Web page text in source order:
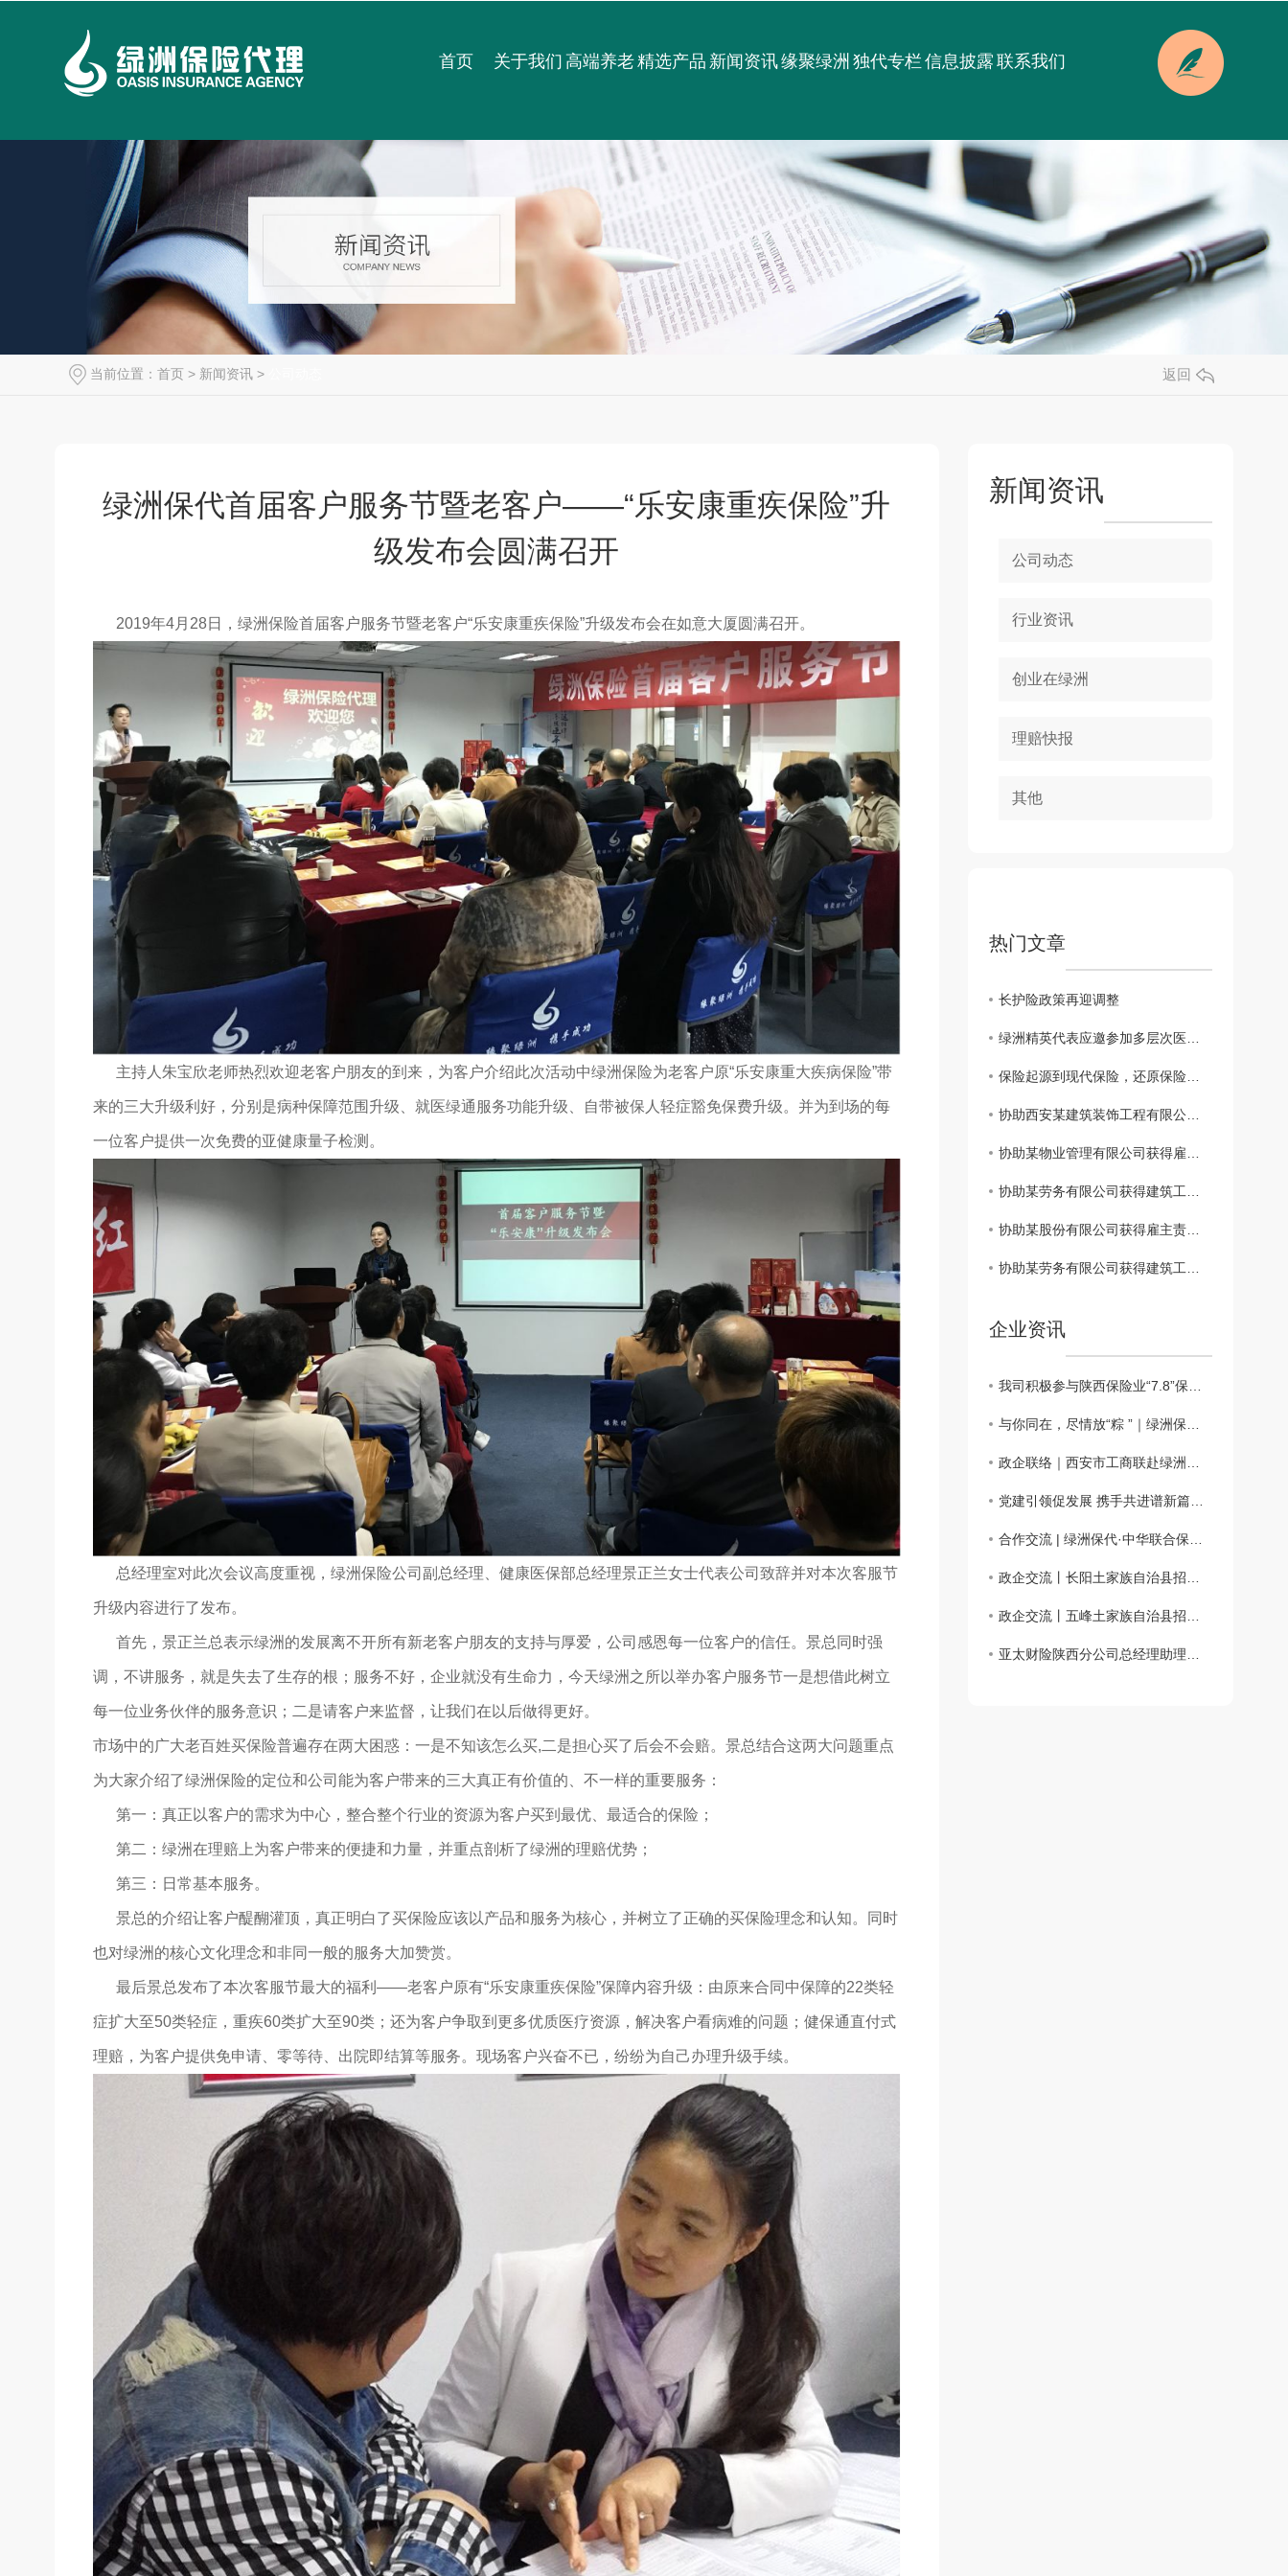
首页 关于我们 高端养老精选产品 新闻资讯缘聚绿洲 独代专栏 信息披露 联系我们
当前位置： 首页 > 新闻资讯 > 返回
绿洲保代首届客户服务节暨老客户——“乐安康重疾保险”升
级发布会圆满召开
2019年4月28日，绿洲保险首届客户服务节暨老客户“乐安康重疾保险”升级发布会在如意大厦圆满召开。
主持人朱宝欣老师热烈欢迎老客户朋友的到来，为客户介绍此次活动中绿洲保险为老客户原“乐安康重大疾病保险”带
来的三大升级利好，分别是病种保障范围升级、就医绿通服务功能升级、自带被保人轻症豁免保费升级。并为到场的每
一位客户提供一次免费的亚健康量子检测。
总经理室对此次会议高度重视，绿洲保险公司副总经理、健康医保部总经理景正兰女士代表公司致辞并对本次客服节
升级内容进行了发布。
首先，景正兰总表示绿洲的发展离不开所有新老客户朋友的支持与厚爱，公司感恩每一位客户的信任。景总同时强
调，不讲服务，就是失去了生存的根；服务不好，企业就没有生命力，今天绿洲之所以举办客户服务节一是想借此树立
每一位业务伙伴的服务意识；二是请客户来监督，让我们在以后做得更好。
市场中的广大老百姓买保险普遍存在两大困惑：一是不知该怎么买,二是担心买了后会不会赔。景总结合这两大问题重点
为大家介绍了绿洲保险的定位和公司能为客户带来的三大真正有价值的、不一样的重要服务：
第一：真正以客户的需求为中心，整合整个行业的资源为客户买到最优、最适合的保险；
第二：绿洲在理赔上为客户带来的便捷和力量，并重点剖析了绿洲的理赔优势；
第三：日常基本服务。
景总的介绍让客户醍醐灌顶，真正明白了买保险应该以产品和服务为核心，并树立了正确的买保险理念和认知。同时
也对绿洲的核心文化理念和非同一般的服务大加赞赏。
最后景总发布了本次客服节最大的福利——老客户原有“乐安康重疾保险”保障内容升级：由原来合同中保障的22类轻
症扩大至50类轻症，重疾60类扩大至90类；还为客户争取到更多优质医疗资源，解决客户看病难的问题；健保通直付式
理赔，为客户提供免申请、零等待、出院即结算等服务。现场客户兴奋不已，纷纷为自己办理升级手续。
新闻资讯
公司动态
行业资讯
创业在绿洲
理赔快报
其他
热门文章
长护险政策再迎调整
绿洲精英代表应邀参加多层次医疗保障体系及健康险创新发展系列会议
保险起源到现代保险，还原保险本来的样子
协助西安某建筑装饰工程有限公司获得建工团意险理赔款2760.11元
协助某物业管理有限公司获得雇主责任险理赔款3183.6元
协助某劳务有限公司获得建筑工程团体意外伤害保险理赔款11832.85元
协助某股份有限公司获得雇主责任保险理赔款34698.3元
协助某劳务有限公司获得建筑工程团体意外伤害保险理赔款80000元
企业资讯
我司积极参与陕西保险业“7.8”保险公益科普嘉年华活动
与你同在，尽情放“粽 ”｜绿洲保险代理端午仲夏日活动会圆满举办
政企联络｜西安市工商联赴绿洲保险代理、西安市宜昌商会调研座谈
党建引领促发展 携手共进谱新篇——主题党日活动
合作交流 | 绿洲保代·中华联合保险携手共话合作新篇章
政企交流丨长阳土家族自治县招商考察团一行来访绿洲保险代理
政企交流丨五峰土家族自治县招商考察团一行来访绿洲保险代理
亚太财险陕西分公司总经理助理徐佩川一行来访交流